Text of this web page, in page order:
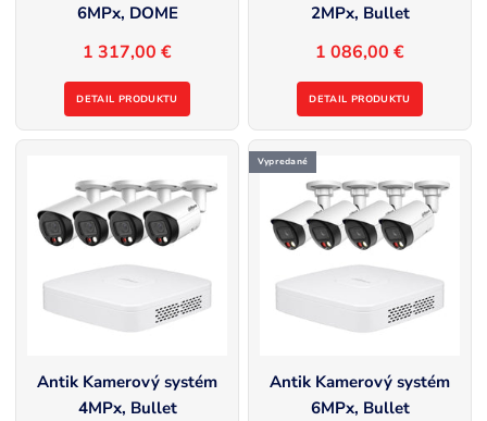
6MPx, DOME
1 317,00 €
DETAIL PRODUKTU
2MPx, Bullet
1 086,00 €
DETAIL PRODUKTU
Antik Kamerový systém
4MPx, Bullet
Vypredané
Antik Kamerový systém
6MPx, Bullet